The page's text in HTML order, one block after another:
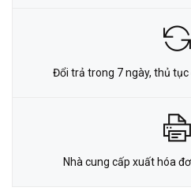
Đổi trả trong 7 ngày, thủ
Nhà cung cấp xuất hóa